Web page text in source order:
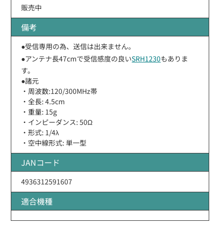
販売中
備考
●受信専用の為、送信は出来ません。
●アンテナ長47cmで受信感度の良いSRH1230もありま
す。
●諸元
・周波数:120/300MHz帯
・全長: 4.5cm
・重量: 15g
・インピーダンス: 50Ω
・形式: 1/4λ
・空中線形式: 単一型
JANコード
4936312591607
適合機種